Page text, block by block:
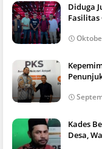
Diduga
Fasilitas
Kades
Desa,